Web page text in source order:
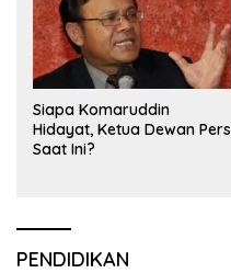
Siapa Komaruddin
Hidayat, Ketua Dewan Pers
Saat Ini?
PENDIDIKAN